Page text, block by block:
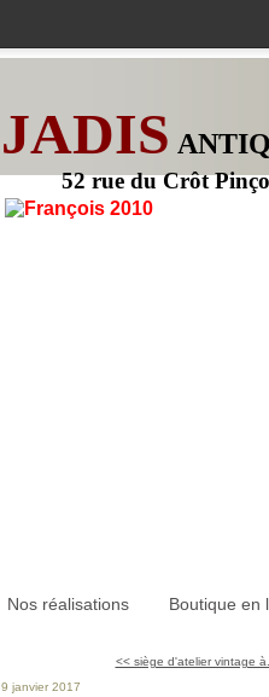
JADIS
52 rue du Crôt
Nos réalisations Boutique en
<< siège d'atelier vintage à...
9 janvier 2017